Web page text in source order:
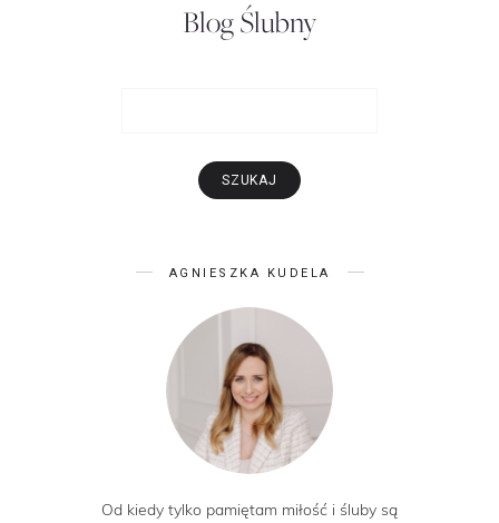
Blog Ślubny
AGNIESZKA KUDELA
Od kiedy tylko pamiętam miłość i śluby są